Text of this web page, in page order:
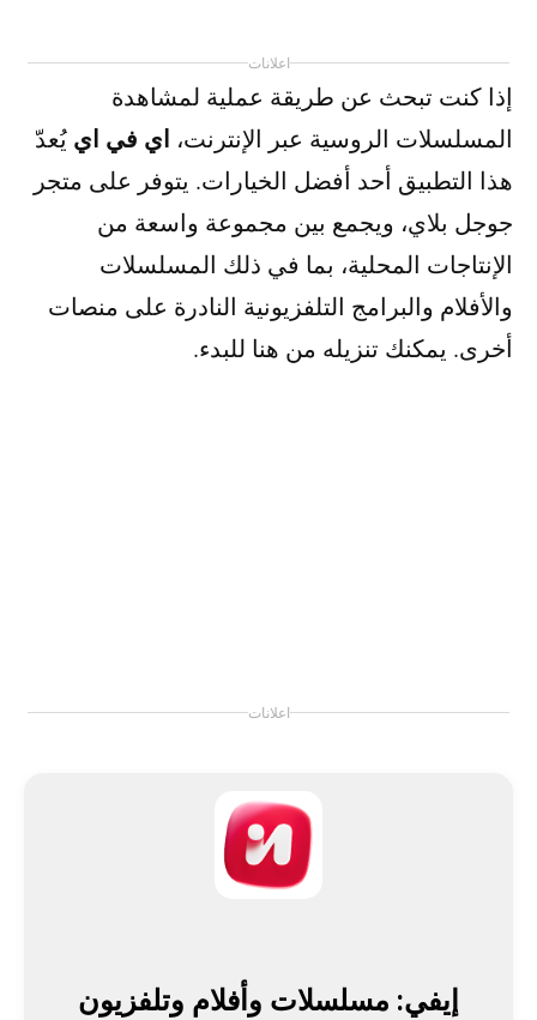
اعلانات
إذا كنت تبحث عن طريقة عملية لمشاهدة
المسلسلات الروسية عبر الإنترنت، اي في اي يُعدّ
هذا التطبيق أحد أفضل الخيارات. يتوفر على متجر
جوجل بلاي، ويجمع بين مجموعة واسعة من
الإنتاجات المحلية، بما في ذلك المسلسلات
والأفلام والبرامج التلفزيونية النادرة على منصات
أخرى. يمكنك تنزيله من هنا للبدء.
اعلانات
إيفي: مسلسلات وأفلام وتلفزيون